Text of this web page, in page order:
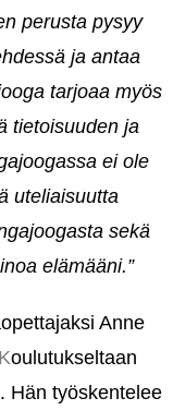
perusta pysyy
ja antaa
tarjoaa myös
tietoisuuden ja
ei ole
uteliaisuutta
sekä
elämääni.”
Anne
Koulutukseltaan
Hän työskentelee